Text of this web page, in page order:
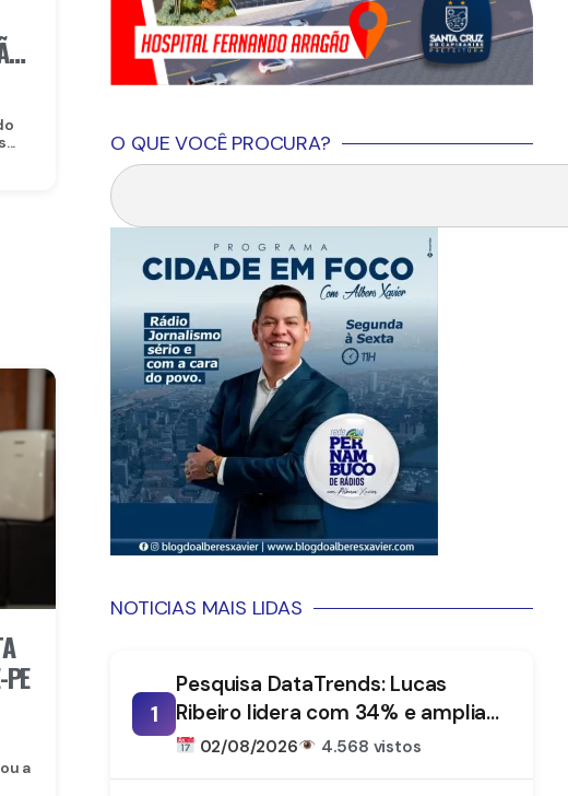
a
O QUE VOCÊ PROCURA?
NOTICIAS MAIS LIDAS
1
Pesquisa DataTrends: Lucas
Ribeiro lidera com 34% e amplia
vantagem na disputa pelo
02/08/2026 4.568 vistos